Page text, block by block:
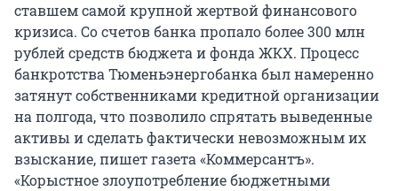
ставшем самой крупной жертвой финансового
кризиса. Со счетов банка пропало более 300 млн
рублей средств бюджета и фонда ЖКХ. Процесс
банкротства Тюменьэнергобанка был намеренно
затянут собственниками кредитной организации
на полгода, что позволило спрятать выведенные
активы и сделать фактически невозможным их
взыскание, пишет газета «Коммерсантъ».
«Корыстное злоупотребление бюджетными